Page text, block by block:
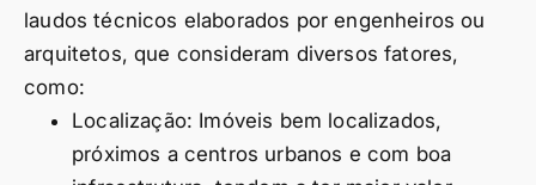
laudos técnicos elaborados por engenheiros ou
arquitetos, que consideram diversos fatores,
como:
Localização: Imóveis bem localizados,
próximos a centros urbanos e com boa